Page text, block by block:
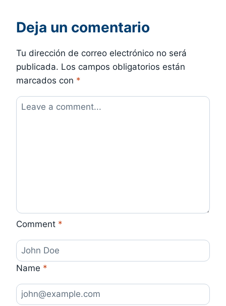
Deja un comentario
Tu dirección de correo electrónico no será
publicada. Los campos obligatorios están
marcados con *
Comment *
Name *